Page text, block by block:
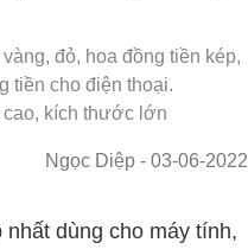
đỏ, hoa đồng tiền kép,
tiền cho điện thoại.
kích thước lớn
Ngọc Diệp - 03-06-2022
dùng cho máy tính,